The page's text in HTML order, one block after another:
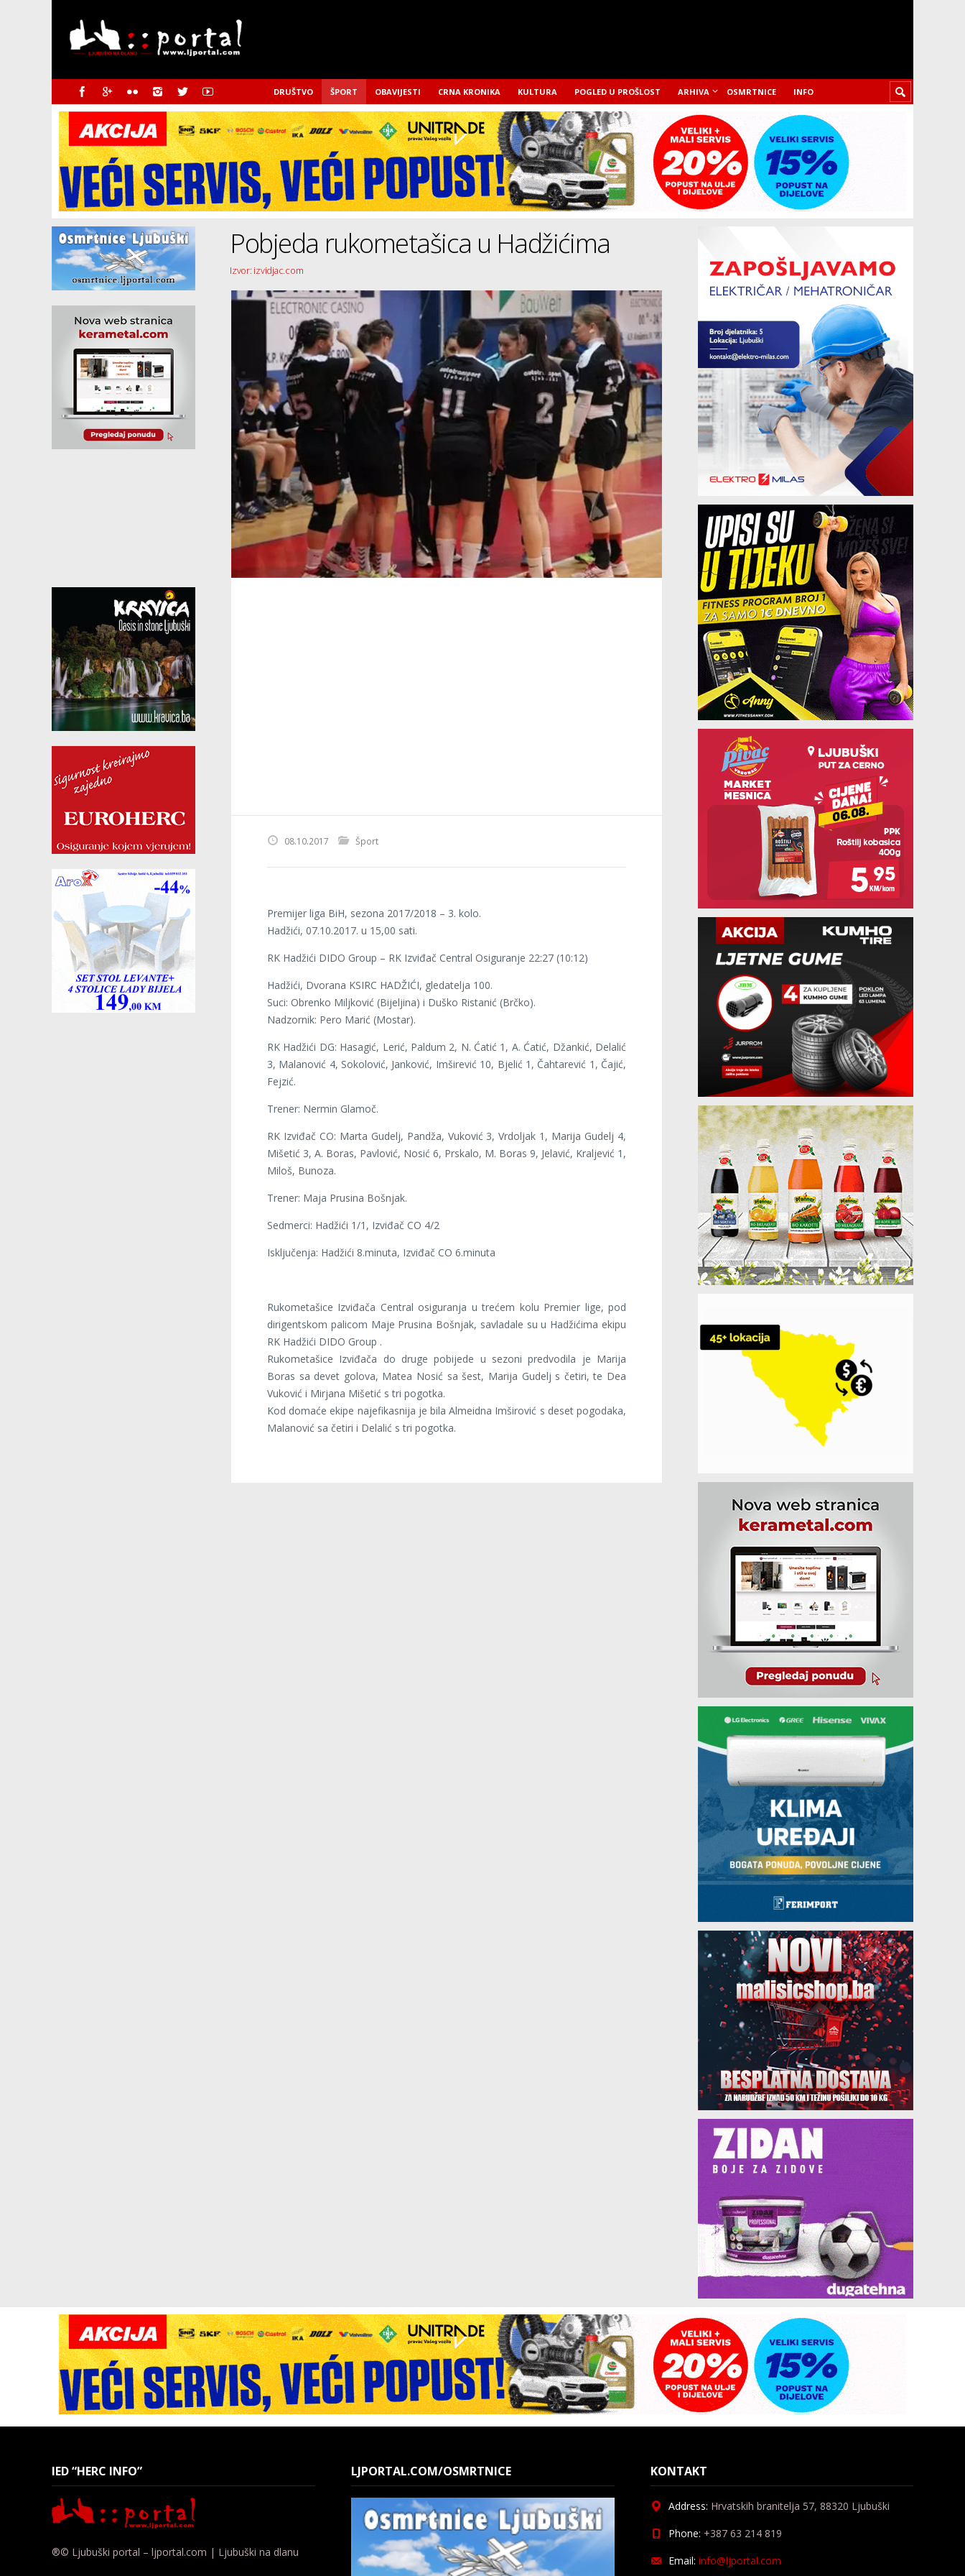
DRUŠTVO ŠPORT OBAVIJESTI CRNA KRONIKA KULTURA POGLED U PROŠLOST ARHIVA OSMRTNICE INFO
Pobjeda rukometašica u Hadžićima
Izvor: izvidjac.com
08.10.2017 Šport
Premijer liga BiH, sezona 2017/2018 – 3. kolo.
Hadžići, 07.10.2017. u 15,00 sati.
RK Hadžići DIDO Group – RK Izviđač Central Osiguranje 22:27 (10:12)
Hadžići, Dvorana KSIRC HADŽIĆI, gledatelja 100.
Suci: Obrenko Miljković (Bijeljina) i Duško Ristanić (Brčko).
Nadzornik: Pero Marić (Mostar).
RK Hadžići DG: Hasagić, Lerić, Paldum 2, N. Ćatić 1, A. Ćatić, Džankić, Delalić
3, Malanović 4, Sokolović, Janković, Imširević 10, Bjelić 1, Čahtarević 1, Čajić,
Fejzić.
Trener: Nermin Glamoč.
RK Izviđač CO: Marta Gudelj, Pandža, Vuković 3, Vrdoljak 1, Marija Gudelj 4,
Mišetić 3, A. Boras, Pavlović, Nosić 6, Prskalo, M. Boras 9, Jelavić, Kraljević 1,
Miloš, Bunoza.
Trener: Maja Prusina Bošnjak.
Sedmerci: Hadžići 1/1, Izviđač CO 4/2
Isključenja: Hadžići 8.minuta, Izviđač CO 6.minuta
Rukometašice Izviđača Central osiguranja u trećem kolu Premier lige, pod
dirigentskom palicom Maje Prusina Bošnjak, savladale su u Hadžićima ekipu
RK Hadžići DIDO Group .
Rukometašice Izviđača do druge pobijede u sezoni predvodila je Marija
Boras sa devet golova, Matea Nosić sa šest, Marija Gudelj s četiri, te Dea
Vuković i Mirjana Mišetić s tri pogotka.
Kod domaće ekipe najefikasnija je bila Almeidna Imširović s deset pogodaka,
Malanović sa četiri i Delalić s tri pogotka.
IED “HERC INFO”
®© Ljubuški portal – ljportal.com | Ljubuški na dlanu
LJPORTAL.COM/OSMRTNICE KONTAKT
Address: Hrvatskih branitelja 57, 88320 Ljubuški
Phone: +387 63 214 819
Email: info@ljportal.com